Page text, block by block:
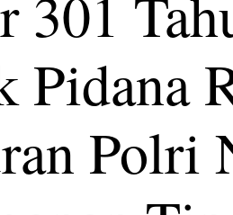
Pidana
Polri